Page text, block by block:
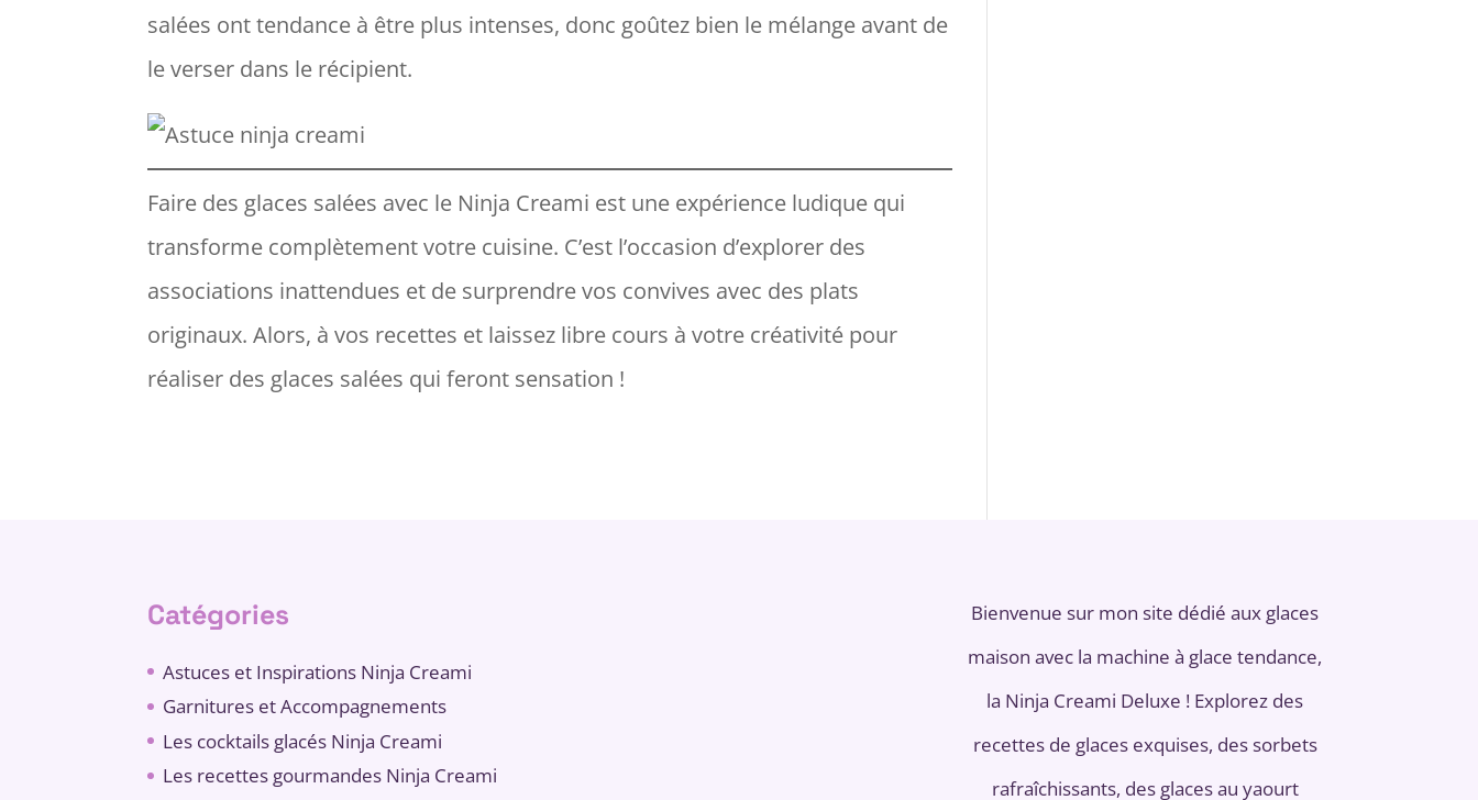
salées ont tendance à être plus intenses, donc goûtez bien le mélange avant de
le verser dans le récipient.
Faire des glaces salées avec le Ninja Creami est une expérience ludique qui
transforme complètement votre cuisine. C’est l’occasion d’explorer des
associations inattendues et de surprendre vos convives avec des plats
originaux. Alors, à vos recettes et laissez libre cours à votre créativité pour
réaliser des glaces salées qui feront sensation !
Catégories
Astuces et Inspirations Ninja Creami
Garnitures et Accompagnements
Les cocktails glacés Ninja Creami
Les recettes gourmandes Ninja Creami
Bienvenue sur mon site dédié aux glaces
maison avec la machine à glace tendance,
la Ninja Creami Deluxe ! Explorez des
recettes de glaces exquises, des sorbets
rafraîchissants, des glaces au yaourt